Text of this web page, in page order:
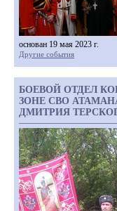
основан 19 мая 2023 г.
Другие события
БОЕВОЙ ОТДЕЛ
ЗОНЕ СВО
ДМИТРИЯ